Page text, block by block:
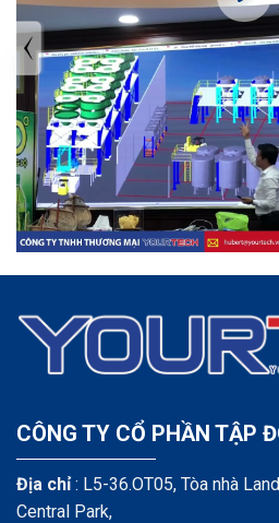
TIN TỨC
Tuyển dụng: Nhân viên KẾ TOÁN
CÔNG TY CỔ PHẦN TẬP
Địa chỉ: L5-36.OT05, Tòa nhà
Central Park,